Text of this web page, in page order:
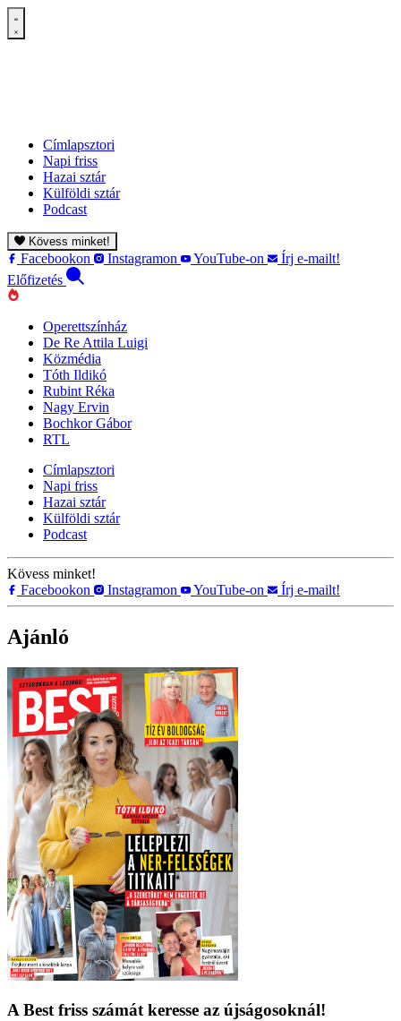
Címlapsztori
Napi friss
Hazai sztár
Külföldi sztár
Podcast
Kövess minket!
Facebookon Instagramon YouTube-on
Írj e-mailt!
Előfizetés
Operettszínház
De Re Attila Luigi
Közmédia
Tóth Ildikó
Rubint Réka
Nagy Ervin
Bochkor Gábor
RTL
Címlapsztori
Napi friss
Hazai sztár
Külföldi sztár
Podcast
Kövess minket!
Facebookon
Instagramon YouTube-on Írj e-mailt!
Ajánló
A Best friss számát keresse az újságosoknál!